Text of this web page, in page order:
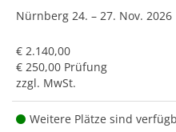
Nürnberg 24. – 27. Nov. 2026
€ 2.140,00
€ 250,00 Prüfung
zzgl. MwSt.
Weitere Plätze sind